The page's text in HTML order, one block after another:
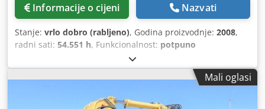
Informacije o cijeni Nazvati
Stanje: vrlo dobro (rabljeno), Godina proizvodnje: 2008,
radni sati: 54.551 h, Funkcionalnost: potpuno
, Rabljeni bezuljni kompresor Atlas Copco
ZR160VSD, 160 kW s frekventnim pretvaračem. 10,4 bara,
25,90 m3/min. Godina proizvodnje: 2008. Crodpfx Aqex A E
Mali oglasi